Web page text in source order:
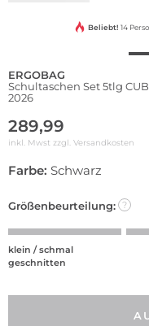
Beliebt! 14
ERGOBAG
Schultaschen Set 5tlg
2026
289,99
inkl. Mwst zzgl. Versandkosten
Farbe: Schwarz
Größenbeurteilung: ?
klein / schmal
geschnitten